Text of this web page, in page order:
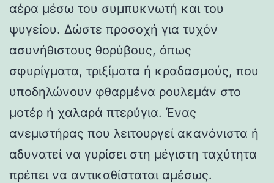
αέρα μέσω του συμπυκνωτή και του
ψυγείου. Δώστε προσοχή για τυχόν
ασυνήθιστους θορύβους, όπως
σφυρίγματα, τριξίματα ή κραδασμούς, που
υποδηλώνουν φθαρμένα ρουλεμάν στο
μοτέρ ή χαλαρά πτερύγια. Ένας
ανεμιστήρας που λειτουργεί ακανόνιστα ή
αδυνατεί να γυρίσει στη μέγιστη ταχύτητα
πρέπει να αντικαθίσταται αμέσως.